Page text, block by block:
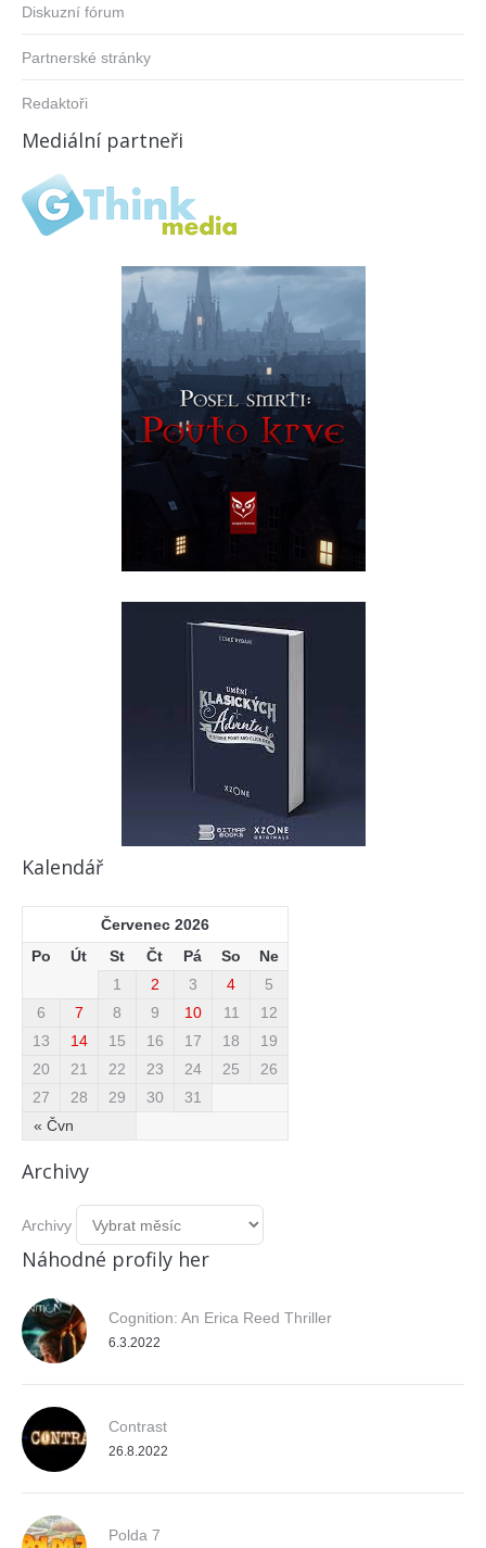
Diskuzní fórum
Partnerské stránky
Redaktoři
Mediální partneři
Kalendář
Červenec 2026
Po
Út St Čt Pá So Ne
« Čvn
1 2 3 4
5
6
7 8 9 10 11
12
13
14 15 16 17 18
19
20
21 22 23 24 25
26
27
28 29 30 31
Archivy
Archivy
Náhodné profily her
Cognition: An Erica Reed Thriller
6.3.2022
Contrast
26.8.2022
Polda 7